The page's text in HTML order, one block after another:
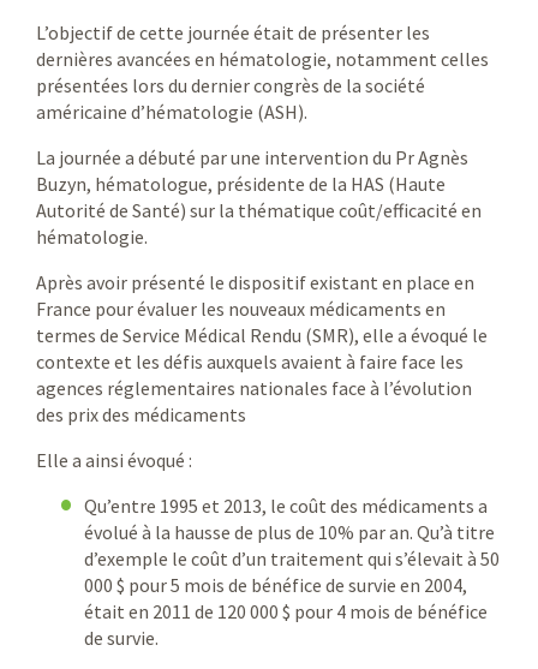
L’objectif de cette journée était de présenter les
dernières avancées en hématologie, notamment celles
présentées lors du dernier congrès de la société
américaine d’hématologie (ASH).
La journée a débuté par une intervention du Pr Agnès
Buzyn, hématologue, présidente de la HAS (Haute
Autorité de Santé) sur la thématique coût/efficacité en
hématologie.
Après avoir présenté le dispositif existant en place en
France pour évaluer les nouveaux médicaments en
termes de Service Médical Rendu (SMR), elle a évoqué le
contexte et les défis auxquels avaient à faire face les
agences réglementaires nationales face à l’évolution
des prix des médicaments
Elle a ainsi évoqué :
Qu’entre 1995 et 2013, le coût des médicaments a
évolué à la hausse de plus de 10% par an. Qu’à titre
d’exemple le coût d’un traitement qui s’élevait à 50
000 $ pour 5 mois de bénéfice de survie en 2004,
était en 2011 de 120 000 $ pour 4 mois de bénéfice
de survie.